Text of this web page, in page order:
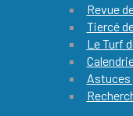
Revue
Tiercé
Le Turf
Astuces